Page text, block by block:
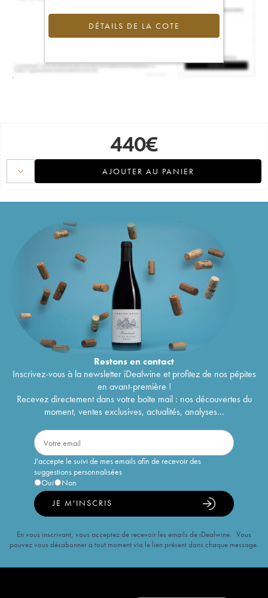
DÉTAILS DE LA COTE
440€
AJOUTER AU PANIER
Restons encontact
Inscrivez-vous à la newsletter iDealwine et profitez de nos pépites
en avant-première !
Recevez directement dans votre boîte mail : nos découvertes du
moment, ventes exclusives, actualités, analyses...
J'accepte le suivi de mes emails afin de recevoir des
suggestions personnalisées
Oui
Non
JE M'INSCRIS
En vous inscrivant, vous acceptez de recevoir les emails de iDealwine. Vous
pouvez vous désabonner à tout moment via le lien présent dans chaque message.